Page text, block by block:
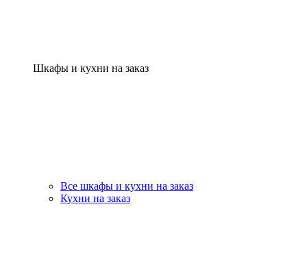
Шкафы и кухни на заказ
Все шкафы и кухни на заказ
Кухни на заказ